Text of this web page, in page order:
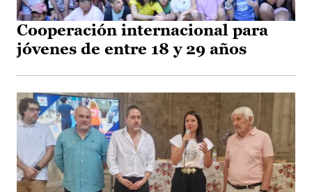
Cooperación internacional para
jóvenes de entre 18 y 29 años